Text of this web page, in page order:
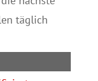
täglich